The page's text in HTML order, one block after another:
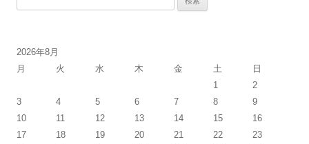
2026年8月
月
火 水 木 金 土
日
1
2
3
4 5 6 7 8
9
10
11 12 13 14 15
16
17
18 19 20 21 22
23